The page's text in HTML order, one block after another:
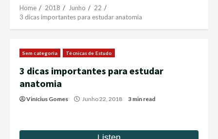
Home 2018 Junho
22
3 dicas importantes para estudar anatomia
Sem categoria Técnicas de Estudo
3 dicas importantes para estudar
anatomia
Vinícius Gomes Junho 22, 2018 3 min read